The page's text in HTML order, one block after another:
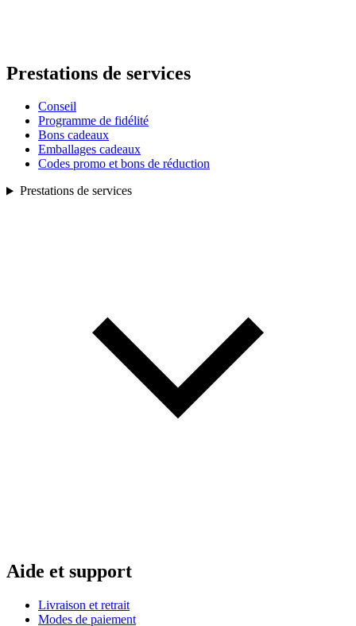
Prestations de services
Conseil
Programme de fidélité
Bons cadeaux
Emballages cadeaux
Codes promo et bons de réduction
Prestations de services
Aide et support
Livraison et retrait
Modes de paiement